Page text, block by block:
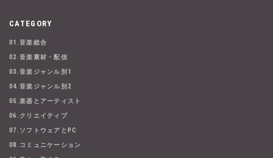
CATEGORY
01.音楽総合
02.音楽素材・配信
03.音楽ジャンル別1
04.音楽ジャンル別2
05.楽器とアーティスト
06.クリエイティブ
07.ソフトウェアとPC
08.コミュニケーション